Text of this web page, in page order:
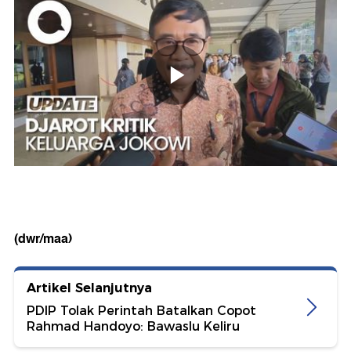
(dwr/maa)
Artikel Selanjutnya
PDIP Tolak Perintah Batalkan Copot
Rahmad Handoyo: Bawaslu Keliru